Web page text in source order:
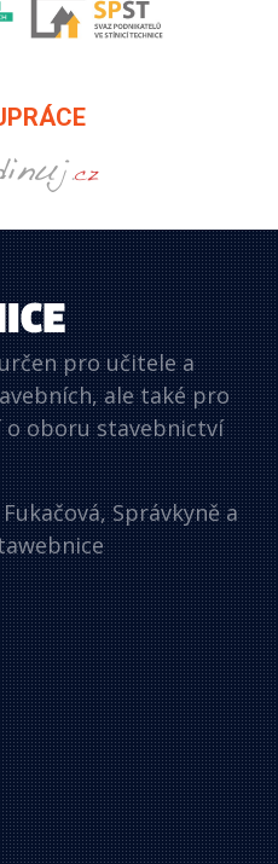
pro učitele a
ale také pro
o oboru stavebnictví
Správkyně a